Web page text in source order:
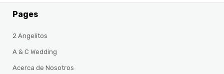
Pages
2 Angelitos
A & C Wedding
Acerca de Nosotros